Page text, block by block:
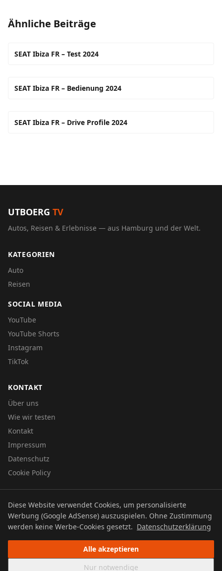
Ähnliche Beiträge
SEAT Ibiza FR – Test 2024
SEAT Ibiza FR – Bedienung 2024
SEAT Ibiza FR – Drive Profile 2024
UTBOERG TV
Autos, Reisen & Erlebnisse — aus Hamburg und der Welt.
KATEGORIEN
Auto
Reisen
SOCIAL MEDIA
YouTube
YouTube Shorts
Instagram
TikTok
KONTAKT
Über uns
Wie wir testen
Kontakt
Impressum
Datenschutz
Cookie Policy
© 2026 UTBOERG TV
DatenschutzImpressumCookie Policy
Diese Website verwendet Cookies, um personalisierte
Werbung (Google AdSense) auszuspielen. Ohne Zustimmung
werden keine Werbe-Cookies gesetzt. Datenschutzerklärung
Alle akzeptieren
Nur notwendige